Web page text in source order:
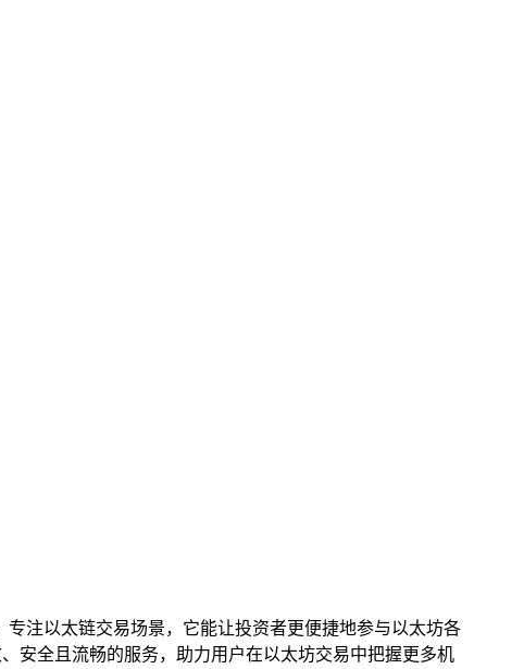
注以太链交易场景，它能让投资者更便捷地参与以太坊各
安全且流畅的服务，助力用户在以太坊交易中把握更多机